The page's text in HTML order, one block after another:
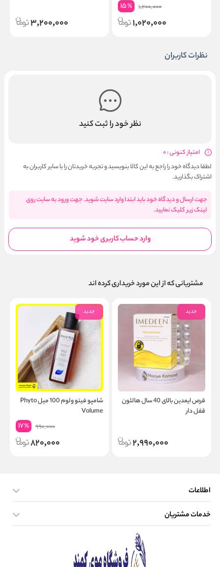
1,200,000
15%
1,020,000
3,200,000
نظرات کاربران
نظر خود را ثبت کنید
امتیاز کنونی : 0
لطفا دیدگاه خود را راجع به این کالا بنویسید و تجربه خریدتان را با سایر کاربران به
اشتراک بگذارید.
جهت ارسال و دیدگاه خود باید ابتدا وارد سایت شوید. جهت ورود به سایت روی
لینک زیر کلیک نمایید.
وارد حساب کاربری خود شوید
مشتریانی که از این مورد خریداری کرده اند
جدید
قرص ایمدین بالای 40 سال هالئون
قفل دار
2,990,000
جدید
شامپو فیتو ولوم 100 میل Phyto
Volume
990,000
17%
820,000
اطلاعات
صفحه اصلی
خدمات مشتریان